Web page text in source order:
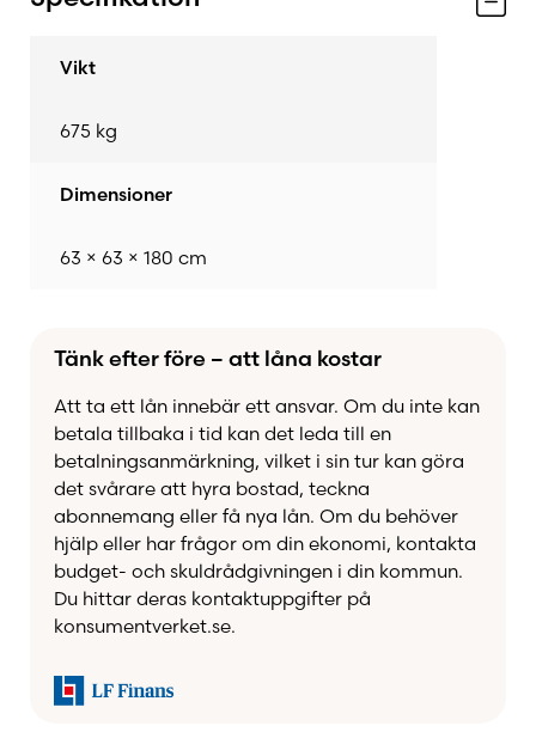
integrerad katalysator
miljövänligt val utan att kompromissa på
kaminsom också är en elegant inredningsdetalj?
Vikt
675 kg
Dimensioner
63 × 63 × 180 cm
Tänk efter före – att låna kostar
Att ta ett lån innebär ett ansvar. Om du inte kan
betala tillbaka i tid kan det leda till en
betalningsanmärkning, vilket i sin tur kan göra
det svårare att hyra bostad, teckna
abonnemang eller få nya lån. Om du behöver
hjälp eller har frågor om din ekonomi, kontakta
budget- och skuldrådgivningen i din kommun.
Du hittar deras kontaktuppgifter på
konsumentverket.se.